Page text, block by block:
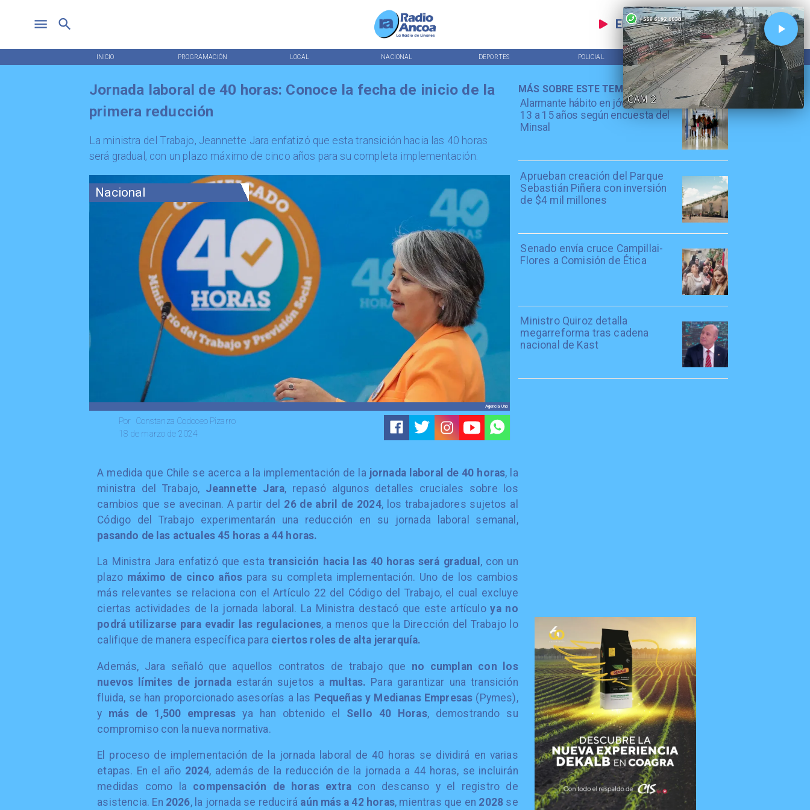
EN VIVO
INICIO PROGRAMACIÓN LOCAL NACIONAL DEPORTES POLICIAL TENDENCIAS
Nacional
Constanza Codoceo Pizarro
Por
18 de marzo de 2024
Agencia Uno
Alarmante hábito en jóvenes de
13 a 15 años según encuesta del
Minsal
Aprueban creación del Parque
Sebastián Piñera con inversión
de $4 mil millones
Senado envía cruce Campillai-
Flores a Comisión de Ética
Ministro Quiroz detalla
megarreforma tras cadena
nacional de Kast
MÁS SOBRE ESTE TEMA
Jornada laboral de 40 horas: Conoce la fecha de inicio de la
primera reducción
​La ministra del Trabajo, Jeannette Jara enfatizó que esta transición hacia las 40 horas
será gradual, con un plazo máximo de cinco años para su completa implementación.
​A medida que Chile se acerca a la implementación de la jornada laboral de 40 horas, la
ministra del Trabajo, Jeannette Jara, repasó algunos detalles cruciales sobre los
cambios que se avecinan. A partir del 26 de abril de 2024, los trabajadores sujetos al
Código del Trabajo experimentarán una reducción en su jornada laboral semanal,
pasando de las actuales 45 horas a 44 horas.
​La Ministra Jara enfatizó que esta transición hacia las 40 horas será gradual , con un
plazo máximo de cinco años para su completa implementación. Uno de los cambios
más relevantes se relaciona con el Artículo 22 del Código del Trabajo, el cual excluye
ciertas actividades de la jornada laboral. La Ministra destacó que este artículoya no
podrá utilizarse para evadir las regulaciones, a menos que la Dirección del Trabajo lo
califique de manera específica para ciertos roles de alta jerarquía.
​Además, Jara señaló que aquellos contratos de trabajo que no cumplan con los
nuevos límites de jornadaestarán sujetos a multas. Para garantizar una transición
fluida, se han proporcionado asesorías a las Pequeñas y Medianas Empresas (Pymes),
y más de 1,500 empresas ya han obtenido el Sello 40 Horas, demostrando su
compromiso con la nueva normativa.
​El proceso de implementación de la jornada laboral de 40 horas se dividirá en varias
etapas. En el año 2024, además de la reducción de la jornada a 44 horas, se incluirán
medidas como la compensación de horas extra con descanso y el registro de
asistencia. En 2026, la jornada se reducirá aún más a 42 horas, mientras que en 2028 se